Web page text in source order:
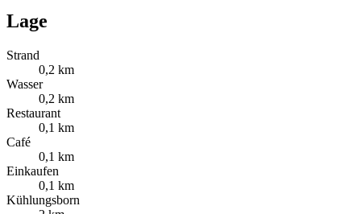
Lage
Strand
0,2 km
Wasser
0,2 km
Restaurant
0,1 km
Café
0,1 km
Einkaufen
0,1 km
Kühlungsborn